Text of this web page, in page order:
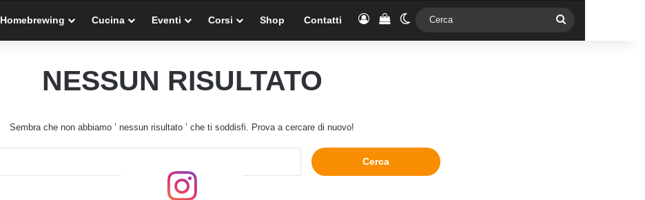
Homebrewing Cucina Eventi Corsi Shop Contatti AccediVedi il carrello
Cambia aspetto
NESSUN RISULTATO
Sembra che non abbiamo ’ nessun risultato ’ che ti soddisfi. Prova a cercare di nuovo!
Ricerca
per: